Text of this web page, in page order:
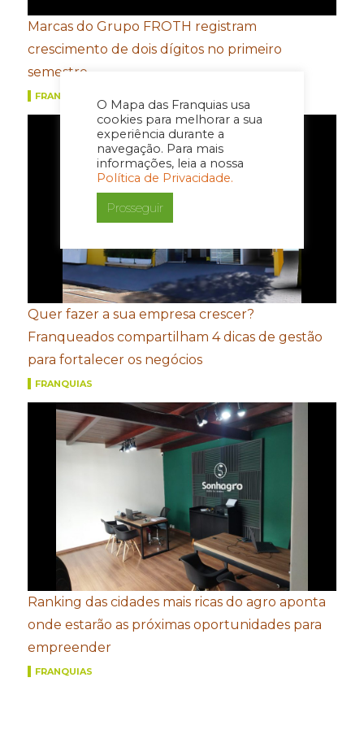
O Mapa das Franquias usa
cookies para melhorar a sua
experiência durante a
navegação. Para mais
informações, leia a nossa
Política de Privacidade.
Prosseguir
Marcas do Grupo FROTH registram
crescimento de dois dígitos no primeiro
semestre
FRANQUIAS
Quer fazer a sua empresa crescer?
Franqueados compartilham 4 dicas de gestão
para fortalecer os negócios
FRANQUIAS
Ranking das cidades mais ricas do agro aponta
onde estarão as próximas oportunidades para
empreender
FRANQUIAS